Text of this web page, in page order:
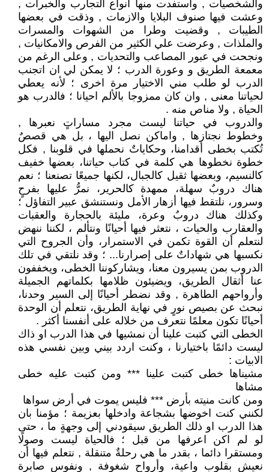
والشخصيات , واستفدت منها انواع التجارب والخبرات ,
وعشت فيها صنوف البلايا والازمات , وذقت في بعضها
الطيبات , وقضيت وطرا من الشهوات والمسرات
والملذات , وعرضت علي الكثير من الفرص والامكانيات ,
ونجحت في عبور المصاعب والتحديات , وعلى الرغم من
معمعة الطريق و وعورة الدرب ؛ لا يمكن لي ان اتجنب
الدرب لو طلب مني الاختيار مرة اخرى ؛ لأنه يعطي
لحياتنا معنى , وان كان ممزوجا بالألم احيانا ؛ فالدرب هو
الحياة , ولا مناص منه .
والدروب في حياتنا ليست مجرد مساراتٍ نعبرها ,
وخطوط نجتازها , واماكن نصل اليها ، بل هي قصصٌ
تُكتب بخطى أقدامنا، وحكاياتٌ نحملها في قلوبنا , فكل
خطوة نخطوها هي كلمة في كتاب حياتنا، بعضها خفيف
كالنسيم، وبعضها ثقيل كالجبال، لكنها جميعًا تصنعنا ؛ نعم
هناك دروبٌ سهلة، ممهدة كالحرير، نمرُّ عليها بفرحٍ
وسرور، نلتقط فيها أزهار الأمل ونستنشق عبير التفاؤل ؛
وكذلك هناك دروبٌ وعرة، مليئة بالحجارة والعقبات
والعقارب والحيات ، نتعثر فيها أحيانًا ونتألم ، لكننا ننهض
لنتعلم أن القوة تكمن في الاستمرار، وأن الجروح التي
نكسبها هي شهاداتٌ على إصرارنا... ؛ وقد نلتقي في تلك
الدروب بمن يسيرون معنا، ويشاركوننا الخطى، ويخففون
عنا أثقال الطريق، ويضيئون ظلامها بكلماتهم الجميلة
وأرواحهم الطاهرة , وقد نضطر أحيانًا إلى السير وحدنا،
نبحث عن بصيص نورٍ في نهاية الطريق، نتعلم أن الوحدة
أحيانًا تكون معلمًا نتعرف من خلاله على أنفسنا أكثر .
الخطى التي كتبت علينا أن نمشيها في هذا الدرب او ذاك
ليست دائمًا باختيارنا ، وكنت اردد بيني وبين نفسي هذه
الابيات :
مشيناها خطى كتبت علينا *** ومن كتبت عليه خطى
مشاها
ومن كانت منيته بأرض *** فليس يموت في أرض سواها
لكنني كنت اخوضها بشجاعة وادخلها بعزيمة ؛ مؤمنا بان
هذا الدرب او ذلك الطريق سيقودني إلى وجهةٍ ما ، حتى
لو لم اكن اعرفها من قبل ؛ فالحياة ليست وصولًا
ومستقرا دائما ، بقدر ما هي رحلةٌ متنقلة , نتعلم فيها أن
نعيش بقلوبٍ واعية، وأرواحٍ شغوفة , ونفوس صابرة